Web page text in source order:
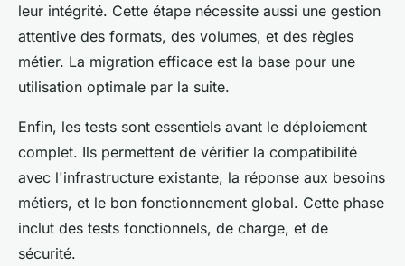
leur intégrité. Cette étape nécessite aussi une gestion
attentive des formats, des volumes, et des règles
métier. La migration efficace est la base pour une
utilisation optimale par la suite.
Enfin, les tests sont essentiels avant le déploiement
complet. Ils permettent de vérifier la compatibilité
avec l'infrastructure existante, la réponse aux besoins
métiers, et le bon fonctionnement global. Cette phase
inclut des tests fonctionnels, de charge, et de
sécurité.